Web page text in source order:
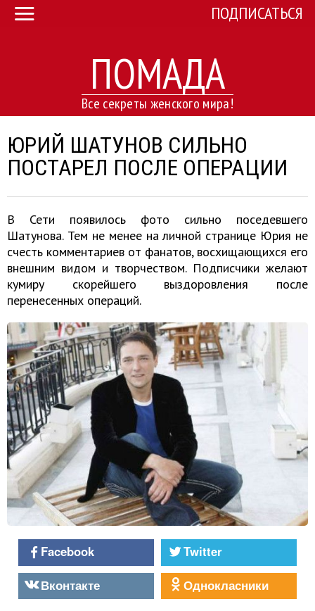
ПОМАДА
Все секреты женского мира!
ПОДПИСАТЬСЯ
ЮРИЙ ШАТУНОВ СИЛЬНО
ПОСТАРЕЛ ПОСЛЕ ОПЕРАЦИИ
В Сети появилось фото сильно поседевшего
Шатунова. Тем не менее на личной странице Юрия не
счесть комментариев от фанатов, восхищающихся его
внешним видом и творчеством. Подписчики желают
кумиру скорейшего выздоровления после
перенесенных операций.
Facebook
Twitter
Вконтакте
Однокласники